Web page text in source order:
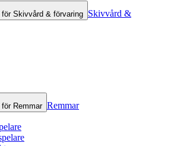
Skivvård & förvaring Skivvård &
Remmar Remmar